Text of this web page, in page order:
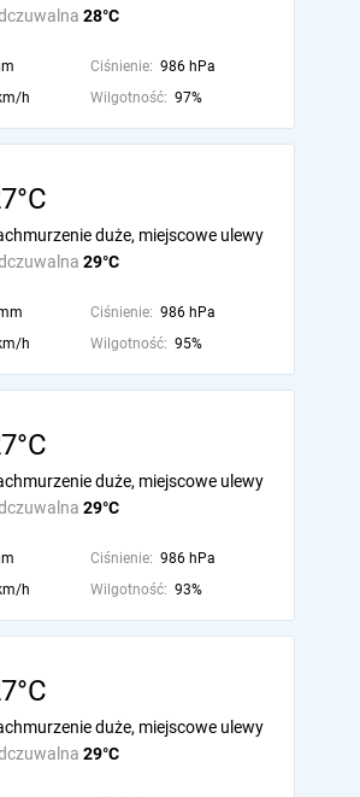
28°C
Ciśnienie: 986 hPa
h Wilgotność: 97%
29°C
duże, miejscowe ulewy
Ciśnienie: 986 hPa
h Wilgotność: 95%
29°C
duże, miejscowe ulewy
Ciśnienie: 986 hPa
h Wilgotność: 93%
29°C
duże, miejscowe ulewy